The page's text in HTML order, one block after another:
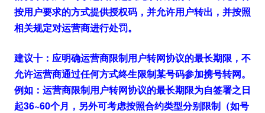
按用户要求的方式提供授权码，并允许用户转出，并按照
相关规定对运营商进行处罚。
建议十：应明确运营商限制用户转网协议的最长期限，不
允许运营商通过任何方式终生限制某号码参加携号转网。
例如：运营商限制用户转网协议的最长期限为自签署之日
起36~60个月，另外可考虑按照合约类型分别限制（如号